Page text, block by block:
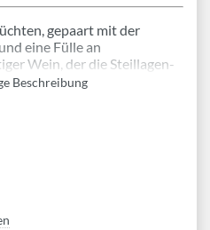
gepaart mit der
eine Fülle an
Wein, der die Steillagen-
in vollem Umfang im Glas
Beschreibung